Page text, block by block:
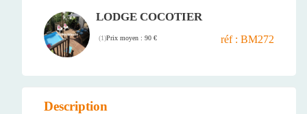
LODGE COCOTIER
(1)Prix moyen : 90 € réf : BM272
Description